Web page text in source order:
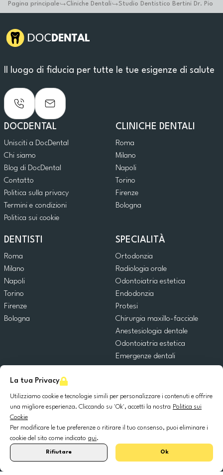
La tua Privacy
Utilizziamo cookie e tecnologie simili per personalizzare i contenuti e offrire
una migliore esperienza. Cliccando su 'Ok', accetti la nostra Politica sui
Cookie
Per modificare le tue preferenze o ritirare il tuo consenso, puoi eliminare i
cookie del sito come indicato qui.
Rifiutare Ok
Pagina principale Cliniche Dentali Studio Dentistico Bertini Dr. Pio
Il luogo di fiducia per tutte le tue esigenze di salute
DOCDENTAL
Unisciti a DocDental
Chi siamo
Blog di DocDental
Contatto
Politica sulla privacy
Termini e condizioni
Politica sui cookie
CLINICHE DENTALI
Roma
Milano
Napoli
Torino
Firenze
Bologna
DENTISTI
Roma
Milano
Napoli
Torino
Firenze
Bologna
SPECIALITÀ
Ortodonzia
Radiologia orale
Odontoiatria estetica
Endodonzia
Protesi
Chirurgia maxillo-facciale
Anestesiologia dentale
Odontoiatria estetica
Emergenze dentali
Chirurgia orale
Implantologia dentale
© 2025 DocDental. Tutti i diritti riservati.
United
España Polska